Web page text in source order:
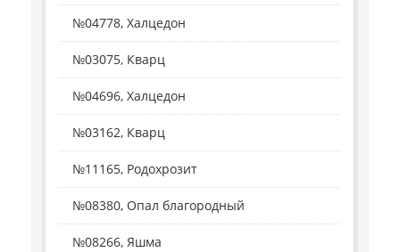
№04778, Халцедон
№03075, Кварц
№04696, Халцедон
№03162, Кварц
№11165, Родохрозит
№08380, Опал благородный
№08266, Яшма